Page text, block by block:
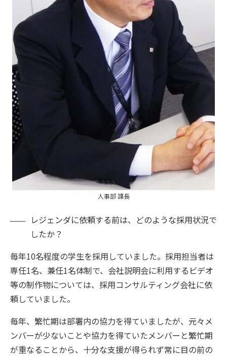
人事部 課長
レジェンダに依頼する前は、どのような採用状況で
したか？
毎年10名程度の学生を採用していました。採用担当者は
専任1名、兼任1名体制で、会社説明会に利用するビデオ
等の制作物については、採用コンサルティング会社に依
頼していました。
毎年、繁忙期は部署内の協力を得ていましたが、元々メ
ンバーが少ないことや協力を得ていたメンバーと繁忙期
が重なることから、十分な支援が得られず常に目の前の